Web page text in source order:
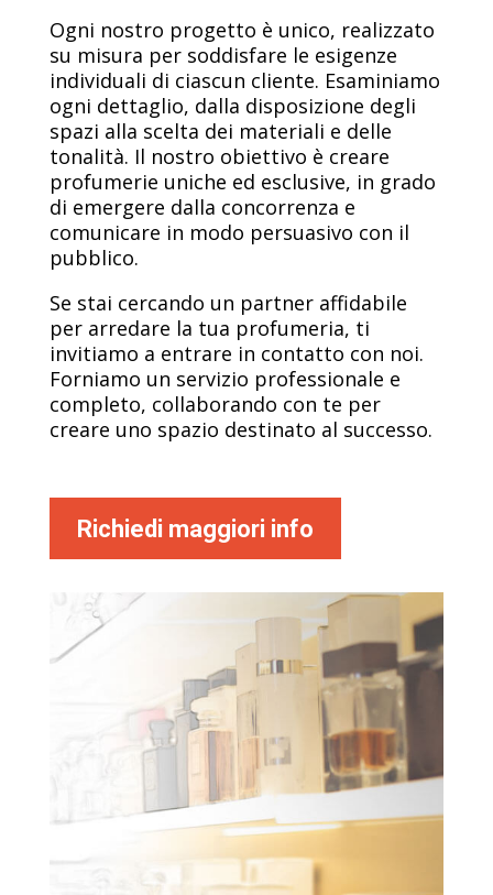
Ogni nostro progetto è unico, realizzato
su misura per soddisfare le esigenze
individuali di ciascun cliente. Esaminiamo
ogni dettaglio, dalla disposizione degli
spazi alla scelta dei materiali e delle
tonalità. Il nostro obiettivo è creare
profumerie uniche ed esclusive, in grado
di emergere dalla concorrenza e
comunicare in modo persuasivo con il
pubblico.
Se stai cercando un partner affidabile
per arredare la tua profumeria, ti
invitiamo a entrare in contatto con noi.
Forniamo un servizio professionale e
completo, collaborando con te per
creare uno spazio destinato al successo.
Richiedi maggiori info